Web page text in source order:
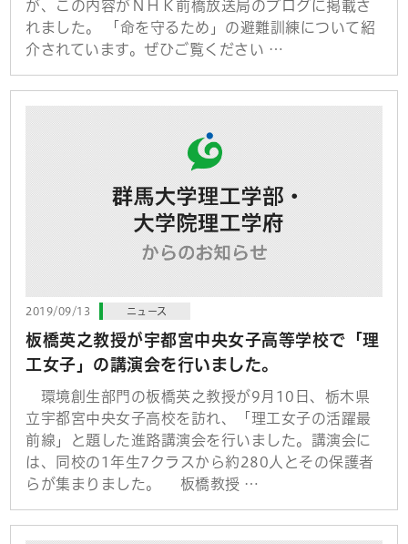
が、この内容がＮＨＫ前橋放送局のブログに掲載さ
れました。 「命を守るため」の避難訓練について紹
介されています。ぜひご覧ください …
2019/09/13 ニュース
板橋英之教授が宇都宮中央女子高等学校で「理
工女子」の講演会を行いました。
環境創生部門の板橋英之教授が9月10日、栃木県
立宇都宮中央女子高校を訪れ、「理工女子の活躍最
前線」と題した進路講演会を行いました。講演会に
は、同校の1年生7クラスから約280人とその保護者
らが集まりました。 板橋教授 …